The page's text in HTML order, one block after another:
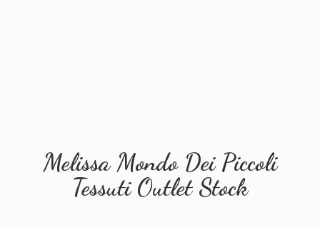
Melissa Mondo Dei Piccoli
Tessuti Outlet Stock